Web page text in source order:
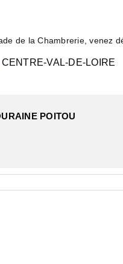
de la Chambrerie, venez
salon/séjour, j...
CENTRE-VAL-DE-LOIRE
POITOU